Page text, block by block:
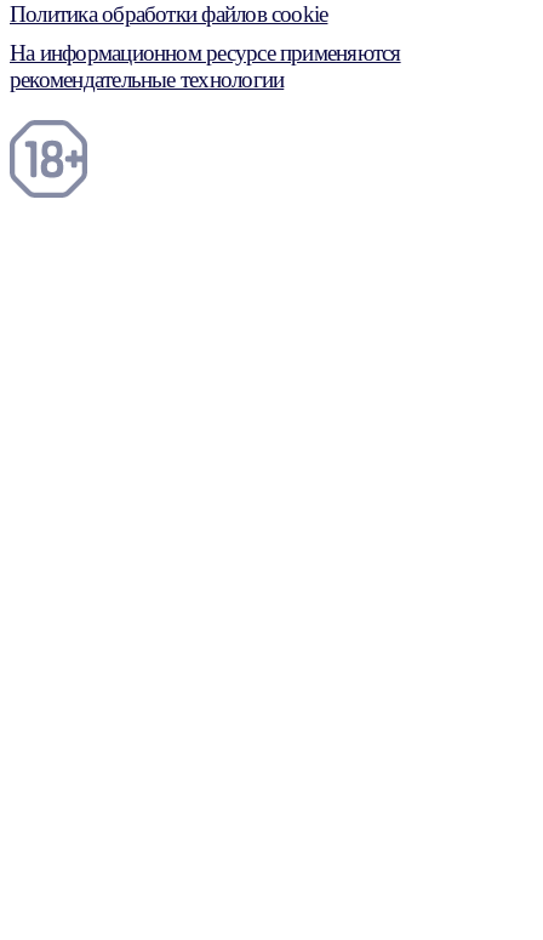
Политика обработки файлов cookie
На информационном ресурсе применяются
рекомендательные технологии